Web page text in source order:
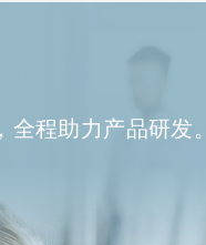
程助力产品研发。